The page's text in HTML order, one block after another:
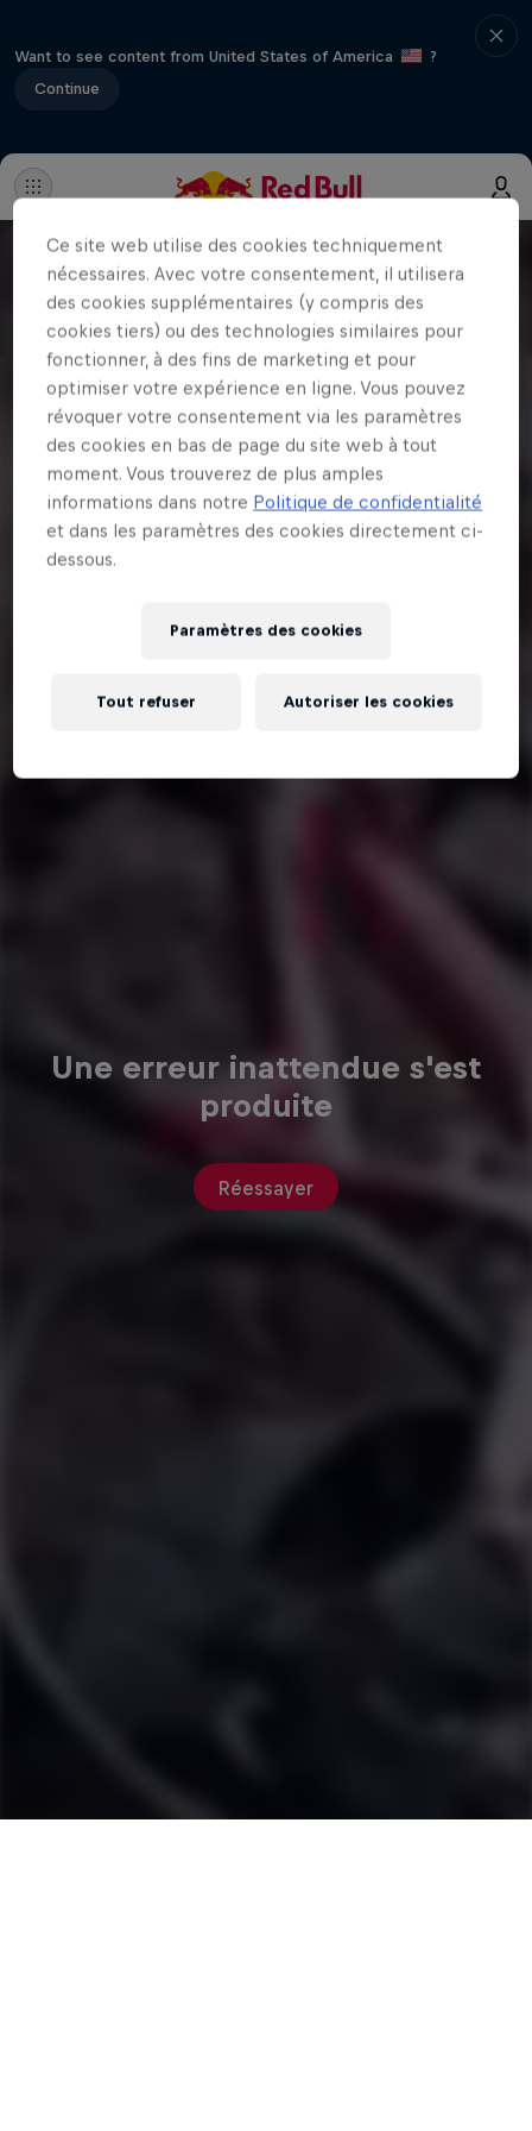
Want to see content from United States of America
?
Continue
Une erreur inattendue s'est
produite
Réessayer
Ce site web utilise des cookies techniquement
nécessaires. Avec votre consentement, il utilisera
des cookies supplémentaires (y compris des
cookies tiers) ou des technologies similaires pour
fonctionner, à des fins de marketing et pour
optimiser votre expérience en ligne. Vous pouvez
révoquer votre consentement via les paramètres
des cookies en bas de page du site web à tout
moment. Vous trouverez de plus amples
informations dans notre Politique de confidentialité
et dans les paramètres des cookies directement ci-
dessous.
Paramètres des cookies
Tout refuser Autoriser les cookies